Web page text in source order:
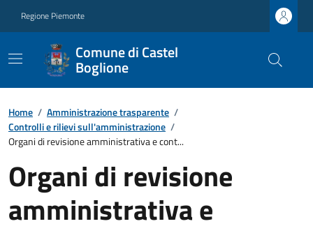
Regione Piemonte
Comune di Castel
Boglione
Home / Amministrazione trasparente /
Controlli e rilievi sull'amministrazione /
Organi di revisione amministrativa e cont...
Organi di revisione
amministrativa e